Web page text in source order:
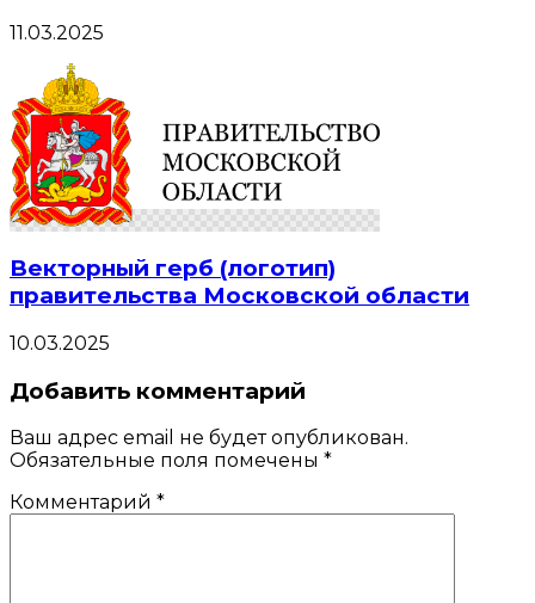
11.03.2025
Векторный герб (логотип)
правительства Московской области
10.03.2025
Добавить комментарий
Ваш адрес email не будет опубликован.
Обязательные поля помечены *
Комментарий *